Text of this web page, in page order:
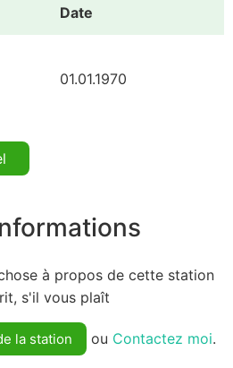
Date
01.01.1970
à propos de cette station
s'il vous plaît
la station ou Contactez moi.